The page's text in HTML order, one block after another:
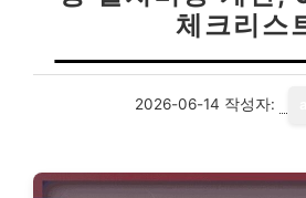
체크리스
2026-06-14 작성자: